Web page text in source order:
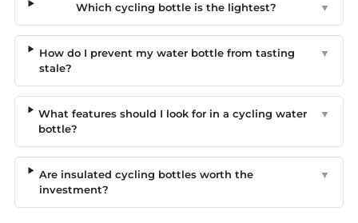
Which cycling bottle is the lightest? ▼
How do I prevent my water bottle from tasting
stale?
▼
What features should I look for in a cycling water
bottle?
▼
Are insulated cycling bottles worth the
investment?
▼